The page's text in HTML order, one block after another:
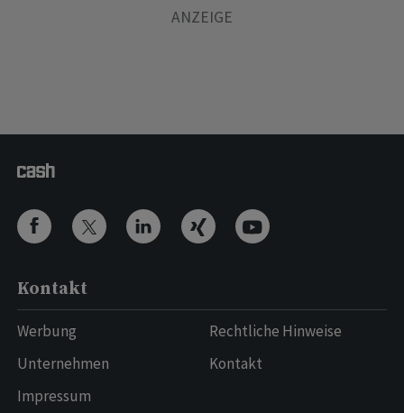
Kontakt
Werbung
Unternehmen
Impressum
Rechtliche Hinweise
Kontakt